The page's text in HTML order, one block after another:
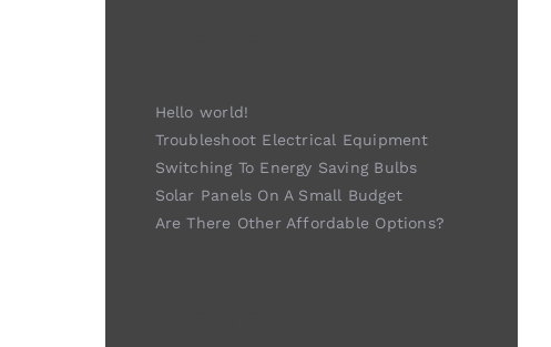
Hello world!
Troubleshoot Electrical Equipment
Switching To Energy Saving Bulbs
Solar Panels On A Small Budget
Are There Other Affordable Options?